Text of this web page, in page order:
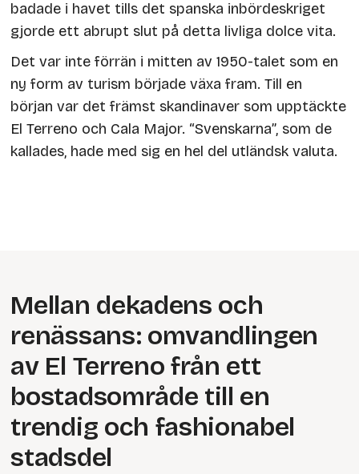
badade i havet tills det spanska inbördeskriget
gjorde ett abrupt slut på detta livliga dolce vita.
Det var inte förrän i mitten av 1950-talet som en
ny form av turism började växa fram. Till en
början var det främst skandinaver som upptäckte
El Terreno och Cala Major. “Svenskarna”, som de
kallades, hade med sig en hel del utländsk valuta.
Mellan dekadens och
renässans: omvandlingen
av El Terreno från ett
bostadsområde till en
trendig och fashionabel
stadsdel